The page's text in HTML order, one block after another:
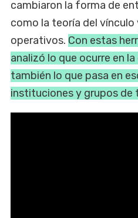
cambiaron la forma de
como la teoría del vínculo
operativos. Con estas
analizó lo que ocurre en
también lo que pasa en
instituciones y grupos de